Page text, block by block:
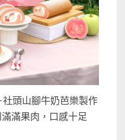
社頭山腳牛奶芭樂製作
滿果肉，口感十足